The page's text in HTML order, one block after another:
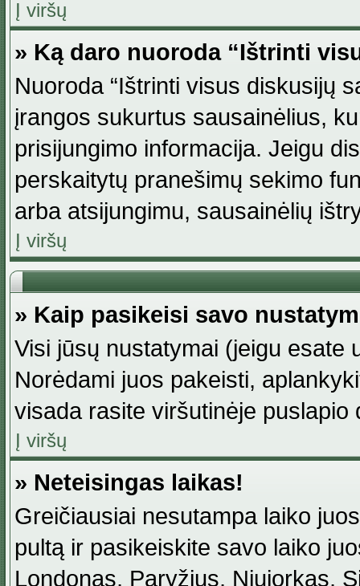
Į viršų
» Ką daro nuoroda “Ištrinti
Nuoroda “Ištrinti visus diskusijų
įrangos sukurtus sausainėlius,
prisijungimo informacija. Jeigu
perskaitytų pranešimų sekimo
arba atsijungimu, sausainėlių
Į viršų
» Kaip pasikeisi savo
Visi jūsų nustatymai (jeigu esate
Norėdami juos pakeisti,
visada rasite viršutinėje
Į viršų
» Neteisingas laikas!
Greičiausiai nesutampa laiko
pultą ir pasikeiskite savo laiko
Londonas, Paryžius, Niujorkas,